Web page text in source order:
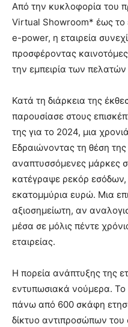
Από την κυκλοφορία του
Virtual Showroom* έως το
e-power, η εταιρεία
προσφέροντας
την εμπειρία των πελατών
Κατά τη διάρκεια της
παρουσίασε στους
της για το 2024, μια
Εδραιώνοντας τη θέση
αναπτυσσόμενες μάρκες
κατέγραψε ρεκόρ
εκατομμύρια ευρώ. Μια
αξιοσημείωτη, αν
μέσα σε μόλις πέντε
εταιρείας.
Η πορεία ανάπτυξης της
εντυπωσιακά νούμερα. Το
πάνω από 600 σκάφη
δίκτυο αντιπροσώπων